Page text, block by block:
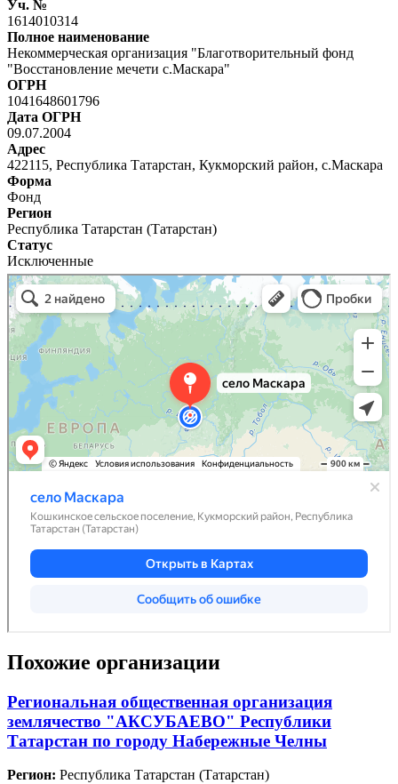
Уч. №
1614010314
Полное наименование
Некоммерческая организация "Благотворительный фонд
"Восстановление мечети с.Маскара"
ОГРН
1041648601796
Дата ОГРН
09.07.2004
Адрес
422115, Республика Татарстан, Кукморский район, с.Маскара
Форма
Фонд
Регион
Республика Татарстан (Татарстан)
Статус
Исключенные
Похожие организации
Региональная общественная организация
землячество "АКСУБАЕВО" Республики
Татарстан по городу Набережные Челны
Регион: Республика Татарстан (Татарстан)